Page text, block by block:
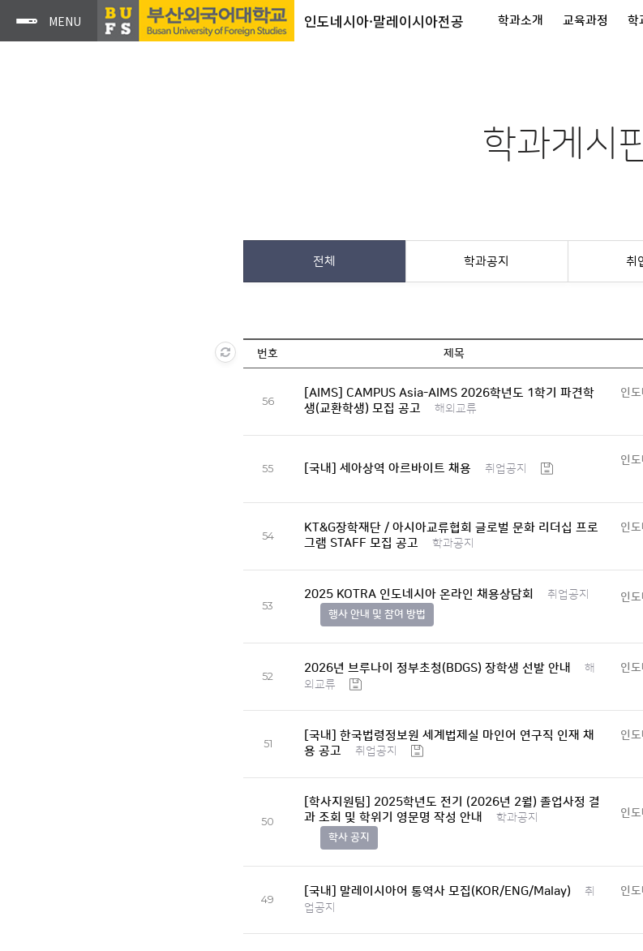
인도네시아·말레이시아전공 학과소개 교육과정 학
학과게시
전체 학과공지 취
번호 제목
56
[AIMS] CAMPUS Asia-AIMS 2026학년도 1학기 파견학
생(교환학생) 모집 공고
해외교류
인
55 [국내] 세아상역 아르바이트 채용 취업공지
인
54
KT&G장학재단 / 아시아교류협회 글로벌 문화 리더십 프로
그램 STAFF 모집 공고
학과공지
인
53
2025 KOTRA 인도네시아 온라인 채용상담회
취업공지
행사 안내 및 참여 방법
인
52
2026년 브루나이 정부초청(BDGS) 장학생 선발 안내
해
외교류
인
51
[국내] 한국법령정보원 세계법제실 마인어 연구직 인재 채
용 공고
취업공지
인
50
[학사지원팀] 2025학년도 전기 (2026년 2월) 졸업사정 결
과 조회 및 학위기 영문명 작성 안내
학과공지
학사 공지
인
49
[국내] 말레이시아어 통역사 모집(KOR/ENG/Malay)
취
업공지
인